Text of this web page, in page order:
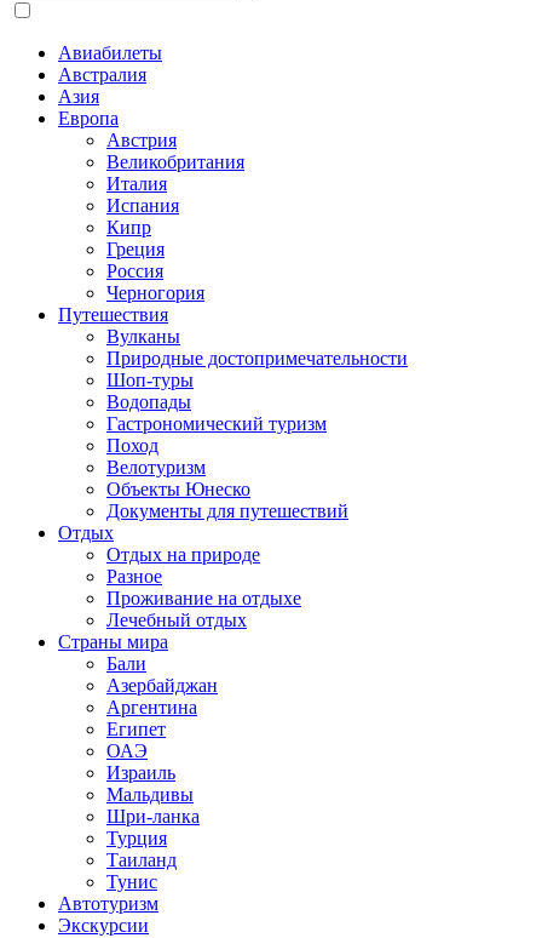
Авиабилеты
Австралия
Азия
Европа
Австрия
Великобритания
Италия
Испания
Кипр
Греция
Россия
Черногория
Путешествия
Вулканы
Природные достопримечательности
Шоп-туры
Водопады
Гастрономический туризм
Поход
Велотуризм
Объекты Юнеско
Документы для путешествий
Отдых
Отдых на природе
Разное
Проживание на отдыхе
Лечебный отдых
Страны мира
Бали
Азербайджан
Аргентина
Египет
ОАЭ
Израиль
Мальдивы
Шри-ланка
Турция
Таиланд
Тунис
Автотуризм
Экскурсии